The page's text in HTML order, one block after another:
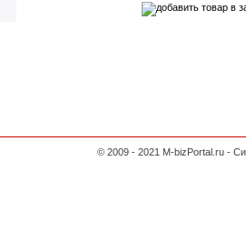
© 2009 - 2021 M-bizPortal.ru -